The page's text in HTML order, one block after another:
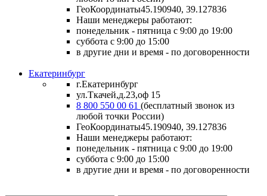
ГеоКоординаты45.190940, 39.127836
Наши менеджеры работают:
понедельник - пятница с 9:00 до 19:00
суббота с 9:00 до 15:00
в другие дни и время - по договоренности
Екатеринбург
г.Екатеринбург
ул.Ткачей,д.23,оф 15
8 800 550 00 61 (бесплатный звонок из
любой точки России)
ГеоКоординаты45.190940, 39.127836
Наши менеджеры работают:
понедельник - пятница с 9:00 до 19:00
суббота с 9:00 до 15:00
в другие дни и время - по договоренности